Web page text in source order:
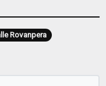
Rovanpera